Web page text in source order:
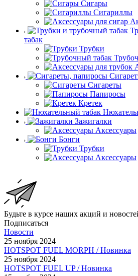
Сигары
Сигариллы
табак
Трубки
Сигареты
Папиросы
Кретек
Зажигалки
Аксессуары
Бонги
Трубки
Аксессуары
Будьте в курсе наших акций и
Подписаться
Новости
25 ноября 2024
HOTSPOT FUEL MORPH / Новинка
25 ноября 2024
HOTSPOT FUEL UP / Новинка